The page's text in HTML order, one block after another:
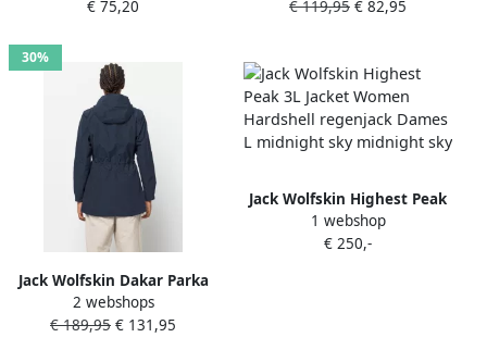
€ 75,20
W Waterdicht winddicht
€ 119,95 € 82,95
30%
Jack Wolfskin Dakar Parka
Women Regenjas Dames
XXL night blue 1033 night
2 webshops
€ 189,95 € 131,95
Jack Wolfskin Highest Peak
3L Jacket Women Hardshell
regenjack Dames L
1 webshop
€ 250,-